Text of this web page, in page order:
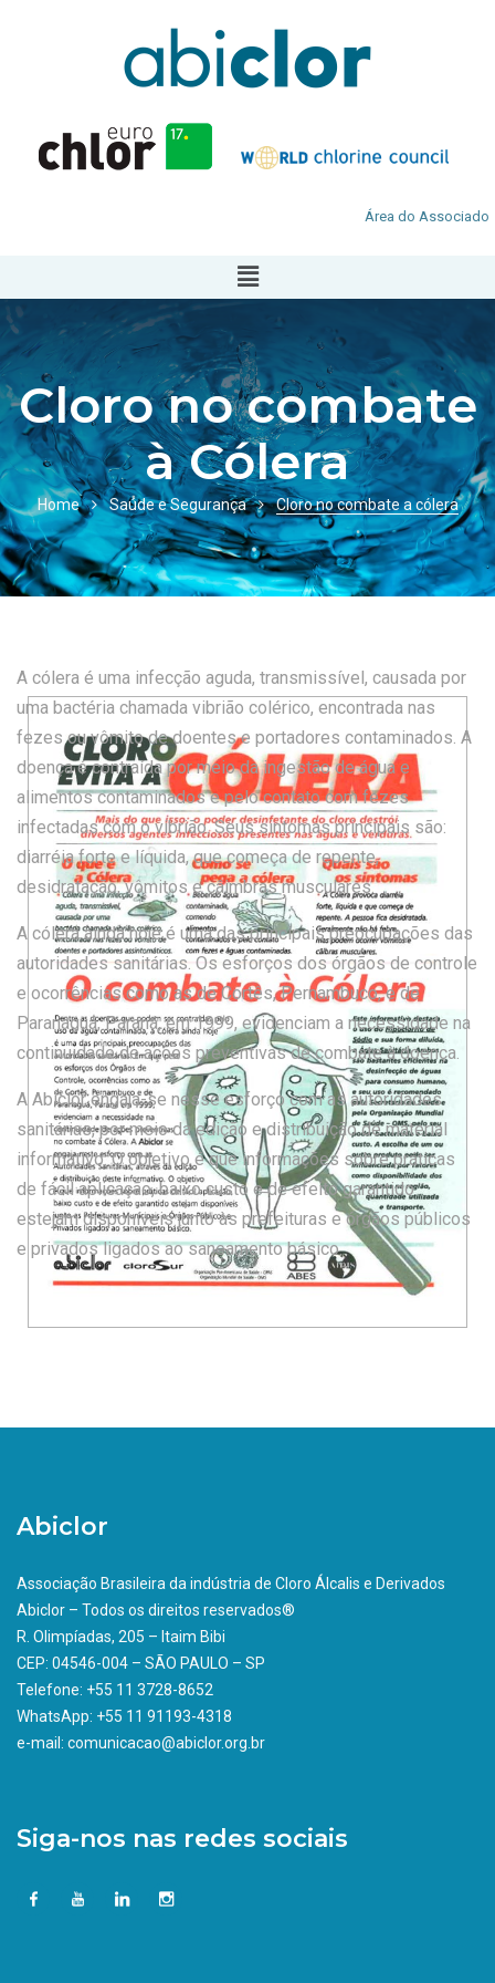
Área do Associado
Cloro no combate
à Cólera
Home Saúde e Segurança Cloro no combate a cólera
A cólera é uma infecção aguda, transmissível, causada por
uma bactéria chamada vibrião colérico, encontrada nas
fezes ou vômito de doentes e portadores contaminados. A
doença é contraída por meio da ingestão de água e
alimentos contaminados e pelo contato com fezes
infectadas com o vibrião. Seus sintomas principais são:
diarréia forte e líquida, que começa de repente,
desidratação, vômitos e câimbras musculares.
A cólera ainda hoje é uma das principais preocupações das
autoridades sanitárias. Os esforços dos órgãos de controle
e ocorrências como as de Cortês, Pernambuco, e de
Paranaguá, Paraná, em 1999, evidenciam a necessidade na
continuidade de ações preventivas de combate à doença.
A Abiclor engaja-se nesse esforço com as autoridades
sanitárias, por meio da edição e distribuição de material
informativo. O objetivo é que informações sobre práticas
de fácil aplicação, baixo custo e de efeito garantido
estejam disponíveis junto às prefeituras e órgãos públicos
e privados ligados ao saneamento básico.
Abiclor
Associação Brasileira da indústria de Cloro Álcalis e Derivados
Abiclor – Todos os direitos reservados®
R. Olimpíadas, 205 – Itaim Bibi
CEP: 04546-004 – SÃO PAULO – SP
Telefone: +55 11 3728-8652
WhatsApp: +55 11 91193-4318
e-mail: comunicacao@abiclor.org.br
Siga-nos nas redes sociais